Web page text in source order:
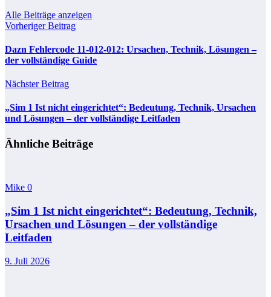
Alle Beiträge anzeigen
Vorheriger Beitrag
Dazn Fehlercode 11-012-012: Ursachen, Technik, Lösungen –
der vollständige Guide
Nächster Beitrag
„Sim 1 Ist nicht eingerichtet“: Bedeutung, Technik, Ursachen
und Lösungen – der vollständige Leitfaden
Ähnliche Beiträge
Mike 0
„Sim 1 Ist nicht eingerichtet“: Bedeutung, Technik,
Ursachen und Lösungen – der vollständige
Leitfaden
9. Juli 2026